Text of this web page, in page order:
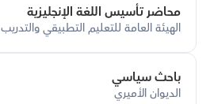
محاضر تأسيس اللغة الإنجليزية
الهيئة العامة للتعليم التطبيقي والتدريب
باحث سياسي
الديوان الأميري